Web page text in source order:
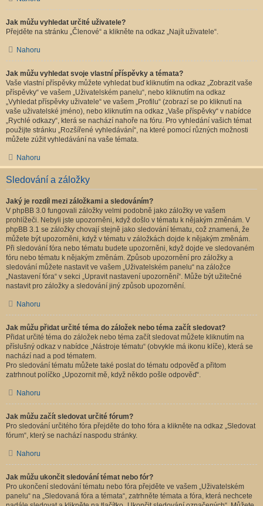
Jak můžu vyhledat určité uživatele?
Přejděte na stránku „Členové“ a klikněte na odkaz „Najít uživatele“.
Nahoru
Jak můžu vyhledat svoje vlastní příspěvky a témata?
Vaše vlastní příspěvky můžete vyhledat buď kliknutím na odkaz „Zobrazit vaše
příspěvky“ ve vašem „Uživatelském panelu“, nebo kliknutím na odkaz
„Vyhledat příspěvky uživatele“ ve vašem „Profilu“ (zobrazí se po kliknutí na
vaše uživatelské jméno), nebo kliknutím na odkaz „Vaše příspěvky“ v nabídce
„Rychlé odkazy“, která se nachází nahoře na fóru. Pro vyhledání vašich témat
použijte stránku „Rozšířené vyhledávání“, na které pomocí různých možnosti
můžete zúžit vyhledávání na vaše témata.
Nahoru
Sledování a záložky
Jaký je rozdíl mezi záložkami a sledováním?
V phpBB 3.0 fungovali záložky velmi podobně jako záložky ve vašem
prohlížeči. Nebyli jste upozorněni, když došlo v tématu k nějakým změnám. V
phpBB 3.1 se záložky chovají stejně jako sledování tématu, což znamená, že
můžete být upozorněni, když v tématu v záložkách dojde k nějakým změnám.
Při sledování fóra nebo tématu budete upozorněni, když dojde ve sledovaném
fóru nebo tématu k nějakým změnám. Způsob upozornění pro záložky a
sledování můžete nastavit ve vašem „Uživatelském panelu“ na záložce
„Nastavení fóra“ v sekci „Upravit nastavení upozornění“. Může být užitečné
nastavit pro záložky a sledování jiný způsob upozornění.
Nahoru
Jak můžu přidat určité téma do záložek nebo téma začít sledovat?
Přidat určité téma do záložek nebo téma začít sledovat můžete kliknutím na
příslušný odkaz v nabídce „Nástroje tématu“ (obvykle má ikonu klíče), která se
nachází nad a pod tématem.
Pro sledování tématu můžete také poslat do tématu odpověď a přitom
zatrhnout políčko „Upozornit mě, když někdo pošle odpověď“.
Nahoru
Jak můžu začít sledovat určité fórum?
Pro sledování určitého fóra přejděte do toho fóra a klikněte na odkaz „Sledovat
fórum“, který se nachází naspodu stránky.
Nahoru
Jak můžu ukončit sledování témat nebo fór?
Pro ukončení sledování tématu nebo fóra přejděte ve vašem „Uživatelském
panelu“ na „Sledovaná fóra a témata“, zatrhněte témata a fóra, která nechcete